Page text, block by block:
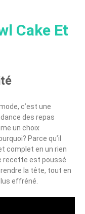
Cake Et
c’est une
des repas
un choix
Parce qu’il
complet en un rien
recette est poussé
la tête, tout en
effréné.